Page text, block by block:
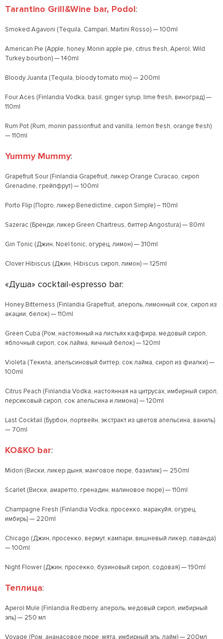
Tarantino Grill&Wine bar, Podol:
Smoked Agavoni (Tequila, Campari, Martini Rosso) — 100ml
American Pie (Apple, honey, Monin apple pie, citrus fresh, Aperol, Wild
Turkey bourbon) — 140ml
Bloody Juanita (Tequila, bloody tomato mix) — 200ml
Four Aces (Finlandia Vodka, basil, ginger syrup, lime fresh, виноград) —
110ml
Rum Pot (Rum, monin passionfruit and vanilla, lemon fresh, orange fresh)
— 110ml
Yummy Mummy:
Grapefruit Sour (Finlandia Grapefruit, ликер Orange Сuracao, сироп
Grenadine, грейпфрут) — 100ml
Porto Flip (Порто, ликер Benedictine, сироп Simple) – 110ml
Sazerac (Бренди, ликер Green Chartreus, биттер Angostura) — 80ml
Gin Tonic (Джин, Noel tonic, огурец, лимон) — 310ml
Clover Hibiscus (Джин, Hibiscus сироп, лимон) — 125ml
«Душа» cocktail-espresso bar:
Honey Bitterness (Finlandia Grapefruit, апероль, лимонный сок, сироп из
акации, белок) — 110ml
Green Cuba (Ром, настоянный на листьях каффира, медовый сироп,
яблочный сироп, сок лайма, яичный белок) — 120ml
Violeta (Текила, апельсиновый биттер, сок лайма, сироп из фиалки) —
100ml
Citrus Peach (Finlandia Vodka, настоянная на цитрусах, имбирный сироп,
персиковый сироп, сок апельсина и лимона) — 120ml
Last Cocktail (Бурбон, портвейн, экстракт из цветов апельсина, ваниль)
— 70ml
KO&KO bar:
Midori (Виски, ликер дыня, манговое пюре, базилик) — 250ml
Scarlet (Виски, амаретто, гренадин, малиновое пюре) — 110ml
Champagne Fresh (Finlandia Vodka, просекко, маракуйя, огурец,
имбирь) — 220ml
Chicago (Джин, просекко, вермут, кампари, вишневый ликер, лаванда)
— 100ml
Night Flower (Джин, просекко, бузиновый сироп, содовая) — 190ml
Теплица:
Aperol Mule (Finlandia Redberry, апероль, медовый сироп, имбирный
эль) — 250 мл
Voyage (Ром, ананасовое пюре, мята, имбирный эль, лайм) — 200мл